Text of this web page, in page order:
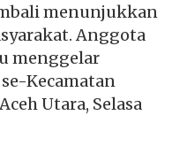
menunjukkan
Anggota
menggelar
Kecamatan
Utara, Selasa